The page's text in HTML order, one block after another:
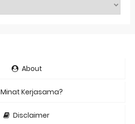
About
Minat Kerjasama?
Disclaimer